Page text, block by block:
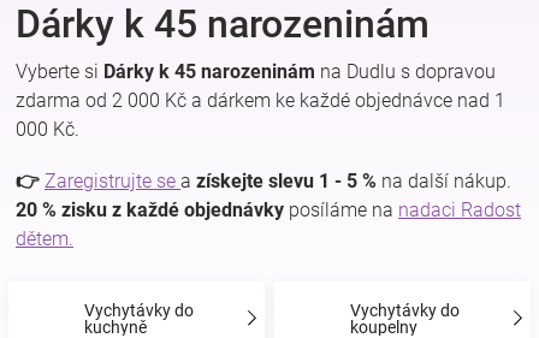
Pokojíček
a
kojenecká
Dárky k 45 narozeninám
Vyberte si Dárky k 45 narozeninám na Dudlu s dopravou
zdarma od 2 000 Kč a dárkem ke každé objednávce nad 1
000 Kč.
👉 Zaregistrujte se a získejte slevu 1 - 5 % na další nákup.
20 % zisku z každé objednávky posíláme na nadaci Radost
dětem.
Vychytávky do
kuchyně
Vychytávky do
koupelny